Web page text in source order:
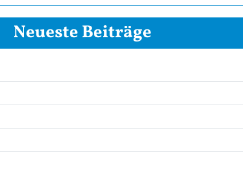
Neueste Beiträge